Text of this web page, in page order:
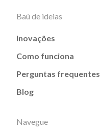
Baú de ideias
Inovações
Como funciona
Perguntas frequentes
Blog
Navegue